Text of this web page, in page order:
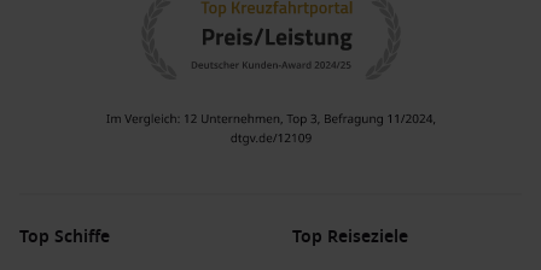
Top Schiffe Top Reiseziele